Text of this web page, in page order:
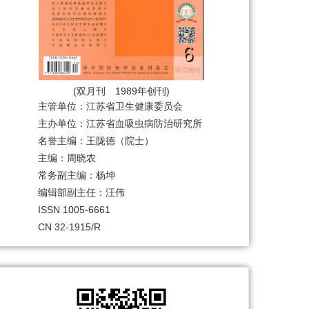
(双月刊 1989年创刊)
主管单位：江苏省卫生健康委员会
主办单位：江苏省血吸虫病防治研究所
名誉主编：王陇德（院士）
主编：周晓农
常务副主编：杨坤
编辑部副主任：汪伟
ISSN 1005-6661
CN 32-1915/R